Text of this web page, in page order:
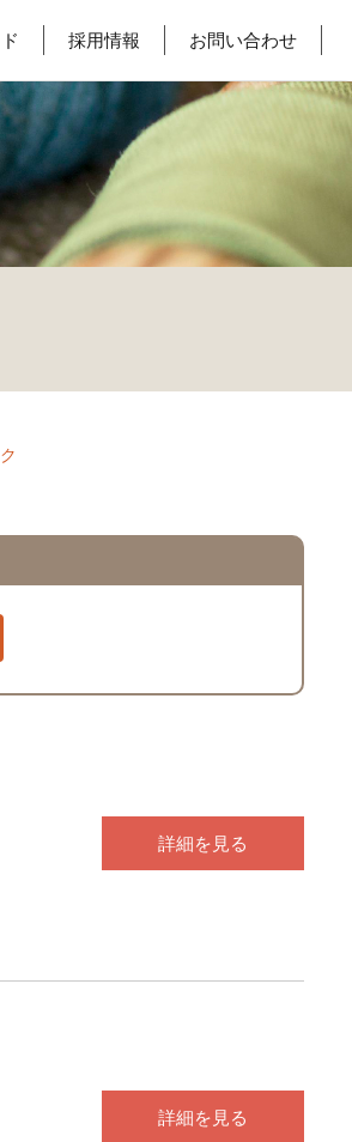
採用情報 お問い合わせ
詳細を見る
詳細を見る